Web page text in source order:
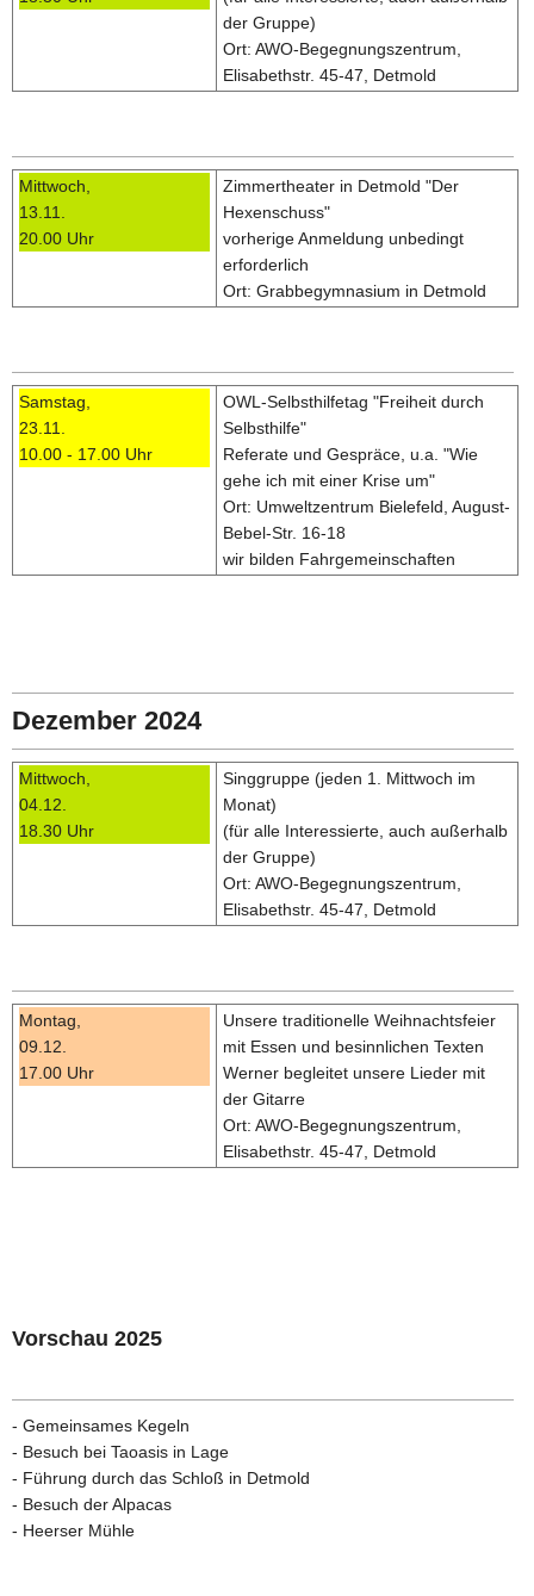
der Gruppe)
Ort: AWO-Begegnungszentrum,
Elisabethstr. 45-47, Detmold
Mittwoch,
13.11.
20.00 Uhr
Zimmertheater in Detmold "Der
Hexenschuss"
vorherige Anmeldung unbedingt
erforderlich
Ort: Grabbegymnasium in Detmold
Samstag,
23.11.
10.00 - 17.00 Uhr
OWL-Selbsthilfetag "Freiheit durch
Selbsthilfe"
Referate und Gespräce, u.a. "Wie
gehe ich mit einer Krise um"
Ort: Umweltzentrum Bielefeld, August-
Bebel-Str. 16-18
wir bilden Fahrgemeinschaften
Dezember 2024
Mittwoch,
04.12.
18.30 Uhr
Singgruppe (jeden 1. Mittwoch im
Monat)
(für alle Interessierte, auch außerhalb
der Gruppe)
Ort: AWO-Begegnungszentrum,
Elisabethstr. 45-47, Detmold
Montag,
09.12.
17.00 Uhr
Unsere traditionelle Weihnachtsfeier
mit Essen und besinnlichen Texten
Werner begleitet unsere Lieder mit
der Gitarre
Ort: AWO-Begegnungszentrum,
Elisabethstr. 45-47, Detmold
Vorschau 2025
- Gemeinsames Kegeln
- Besuch bei Taoasis in Lage
- Führung durch das Schloß in Detmold
- Besuch der Alpacas
- Heerser Mühle